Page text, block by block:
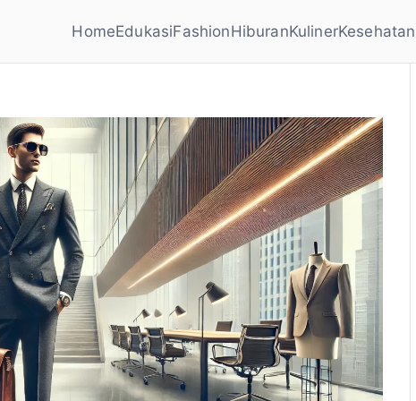
HomeEdukasiFashionHiburanKulinerKesehatan